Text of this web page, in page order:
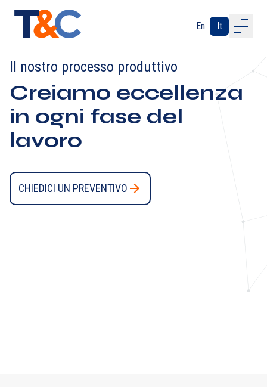
En It
OUR PROCESS
INDUSTRIES
SERVICES
CONTACTS
Il nostro processo produttivo
Creiamo eccellenza
in ogni fase del
lavoro
CHIEDICI UN PREVENTIVO